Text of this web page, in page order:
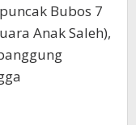
Bubos 7
Anak Saleh),